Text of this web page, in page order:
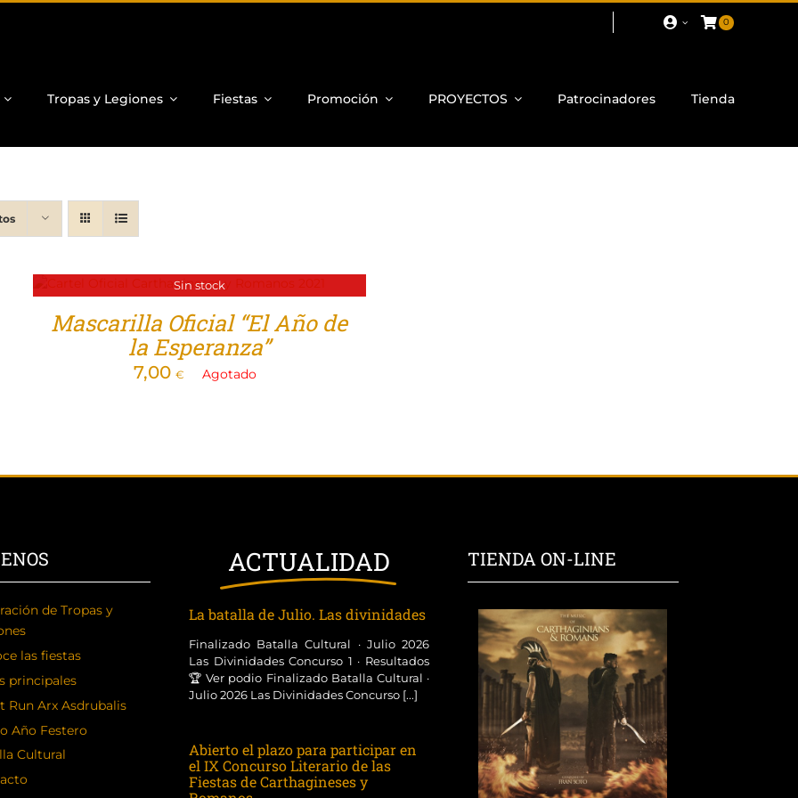
0
Tropas y Legiones Fiestas Promoción PROYECTOS Patrocinadores Tienda
Sin stock
Mascarilla Oficial “El Año de
la Esperanza”
7,00 € Agotado
de Tropas y
las fiestas
principales
Run Arx Asdrubalis
Año Festero
Cultural
ACTUALIDAD
La batalla de Julio. Las divinidades
Finalizado Batalla Cultural · Julio 2026
Las Divinidades Concurso 1 · Resultados
🏆 Ver podio Finalizado Batalla Cultural ·
Julio 2026 Las Divinidades Concurso [...]
Abierto el plazo para participar en
el IX Concurso Literario de las
Fiestas de Carthagineses y
TIENDA ON-LINE